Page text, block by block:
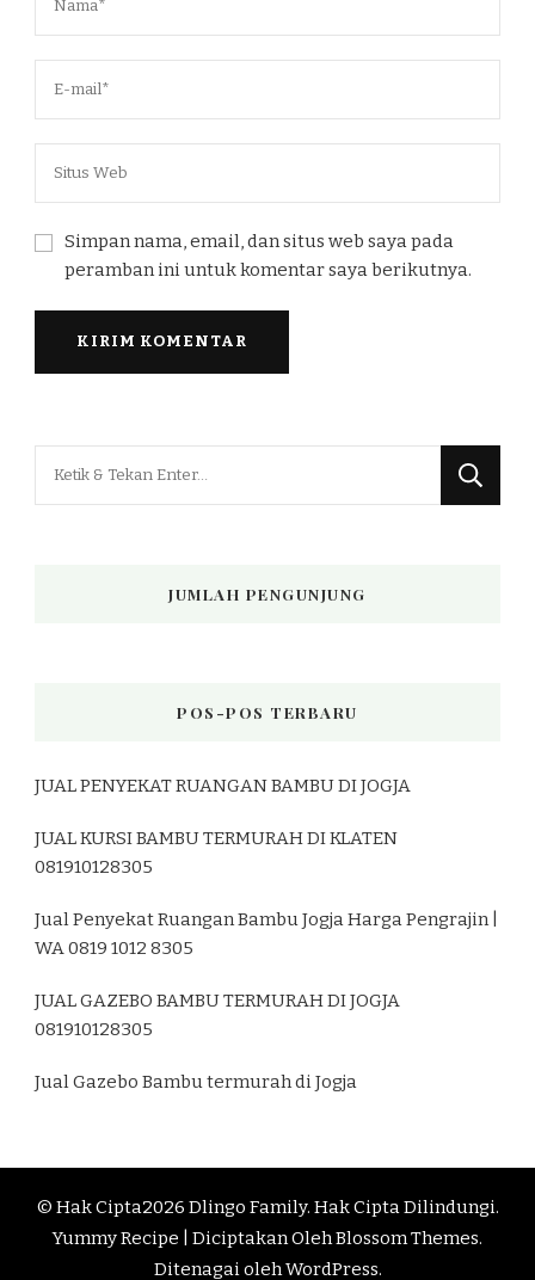
Simpan nama, email, dan situs web saya pada
peramban ini untuk komentar saya berikutnya.
JUMLAH PENGUNJUNG
POS-POS TERBARU
JUAL PENYEKAT RUANGAN BAMBU DI JOGJA
JUAL KURSI BAMBU TERMURAH DI KLATEN
081910128305
Jual Penyekat Ruangan Bambu Jogja Harga Pengrajin |
WA 0819 1012 8305
JUAL GAZEBO BAMBU TERMURAH DI JOGJA
081910128305
Jual Gazebo Bambu termurah di Jogja
© Hak Cipta2026 Dlingo Family. Hak Cipta Dilindungi.
Yummy Recipe | Diciptakan OlehBlossom Themes.
Ditenagai olehWordPress.